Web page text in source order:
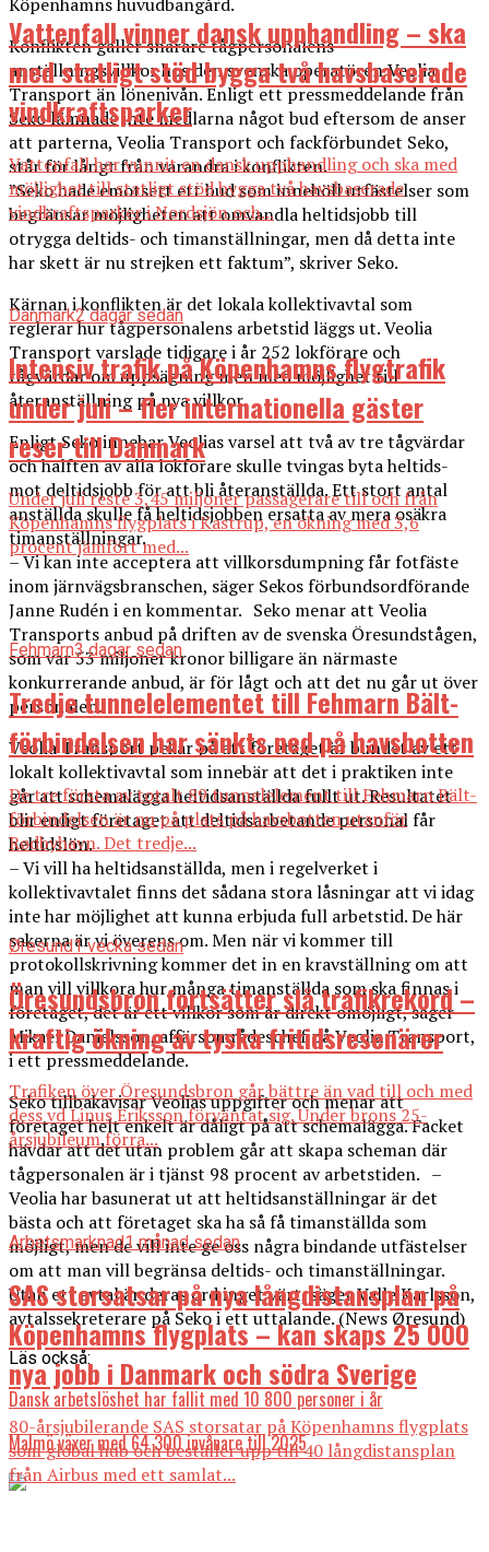
Konflikten gäller snarare tågpersonalens
anställningsvillkor hos den svenska operatören Veolia
Transport än lönenivån. Enligt ett pressmeddelande från
Seko lämnade inte medlarna något bud eftersom de anser
att parterna, Veolia Transport och fackförbundet Seko,
står för långt från varandra i konflikten.
”Seko hade emotsett ett bud som innehöll utfästelser som
begränsar möjligheten att omvandla heltidsjobb till
otrygga deltids- och timanställningar, men då detta inte
har skett är nu strejken ett faktum”, skriver Seko.
Kärnan i konflikten är det lokala kollektivavtal som
reglerar hur tågpersonalens arbetstid läggs ut. Veolia
Transport varslade tidigare i år 252 lokförare och
tågvärdar om uppsägning men med möjlighet till
återanställning på nya villkor.
Enligt Seko innebar Veolias varsel att två av tre tågvärdar
och hälften av alla lokförare skulle tvingas byta heltids-
mot deltidsjobb för att bli återanställda. Ett stort antal
anställda skulle få heltidsjobben ersatta av mera osäkra
timanställningar.
– Vi kan inte acceptera att villkorsdumpning får fotfäste
inom järnvägsbranschen, säger Sekos förbundsordförande
Janne Rudén i en kommentar. Seko menar att Veolia
Transports anbud på driften av de svenska Öresundstågen,
som var 53 miljoner kronor billigare än närmaste
konkurrerande anbud, är för lågt och att det nu går ut över
personalen.
Veolia Transport pekar på att företaget är bundet av ett
lokalt kollektivavtal som innebär att det i praktiken inte
går att schemalägga heltidsanställda fullt ut. Resultatet
blir enligt företaget att deltidsarbetande personal får
heltidslön.
– Vi vill ha heltidsanställda, men i regelverket i
kollektivavtalet finns det sådana stora låsningar att vi idag
inte har möjlighet att kunna erbjuda full arbetstid. De här
sakerna är vi överens om. Men när vi kommer till
protokollskrivning kommer det in en kravställning om att
man vill villkora hur många timanställda som ska finnas i
företaget, det är ett villkor som är direkt omöjligt, säger
Mikael Danielsson, affärsområdeschef på Veolia Transport,
i ett pressmeddelande.
Seko tillbakavisar Veolias uppgifter och menar att
företaget helt enkelt är dåligt på att schemalägga. Facket
hävdar att det utan problem går att skapa scheman där
tågpersonalen är i tjänst 98 procent av arbetstiden. –
Veolia har basunerat ut att heltidsanställningar är det
bästa och att företaget ska ha så få timanställda som
möjligt, men de vill inte ge oss några bindande utfästelser
om att man vill begränsa deltids- och timanställningar.
Utan ett avtal är deras ord inget värt, säger Valle Karlsson,
avtalssekreterare på Seko i ett uttalande. (News Øresund)
Läs också:
Dansk arbetslöshet har fallit med 10 800 personer i år
Malmö växer med 64 300 invånare till 2025
Vattenfall vinner dansk upphandling – ska
med statligt stöd bygga två havsbaserade
vindkraftsparker
Vattenfall har vunnit en dansk upphandling och ska med
möjlighet till statligt stöd bygga två havsbaserade
vindkraftsparker i Nordsjön och...
Danmark2 dagar sedan
Intensiv trafik på Köpenhamns flygtrafik
under juli – fler internationella gäster
reser till Danmark
Under juli reste 3,45 miljoner passagerare till och från
Köpenhamns flygplats i Kastrup, en ökning med 3,6
procent jämfört med...
Fehmarn3 dagar sedan
Tredje tunnelelementet till Fehmarn Bält-
förbindelsen har sänkts ned på havsbotten
De tre första av totalt 89 tunnelelement till Fehmarn Bält-
förbindelsen är nu på plats på havsbotten utanför
Rødbyhavn. Det tredje...
Øresund1 vecka sedan
Öresundsbron fortsätter slå trafikrekord –
kraftig ökning av tyska fritidsresenärer
Trafiken över Öresundsbron går bättre än vad till och med
dess vd Linus Eriksson förväntat sig. Under brons 25-
årsjubileum förra...
Arbetsmarknad1 månad sedan
SAS storsatsar på nya långdistansplan på
Köpenhamns flygplats – kan skaps 25 000
nya jobb i Danmark och södra Sverige
80-årsjubilerande SAS storsatar på Köpenhamns flygplats
som global hub och beställer upp till 40 långdistansplan
från Airbus med ett samlat...